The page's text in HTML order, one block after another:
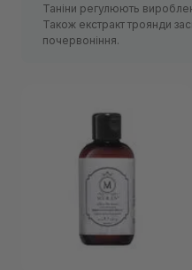
Таніни регулюють
Також екстракт троянди
почервоніння.